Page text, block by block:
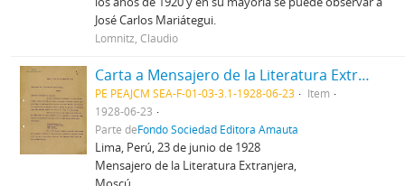
José Carlos Mariátegui.
Lomnitz, Claudio
Carta a Mensajero de la Literatura Extranjera, 23/6/1928
PE PEAJCM SEA-F-01-03-3.1-1928-06-23
Item
1928-06-23
Parte deFondo Sociedad Editora Amauta
Lima, Perú, 23 de junio de 1928
Mensajero de la Literatura Extranjera,